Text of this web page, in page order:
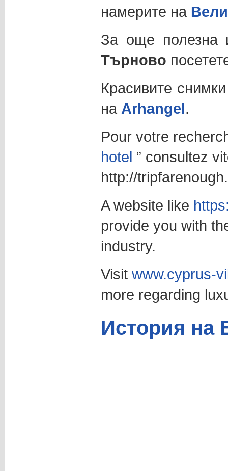
намерите на
За още
Търново
Красивите
на Arhangel.
Pour votre
hotel ” consultez
http://
A website like
provide you with
industry.
Visit www.cyprus-
more regarding
История на